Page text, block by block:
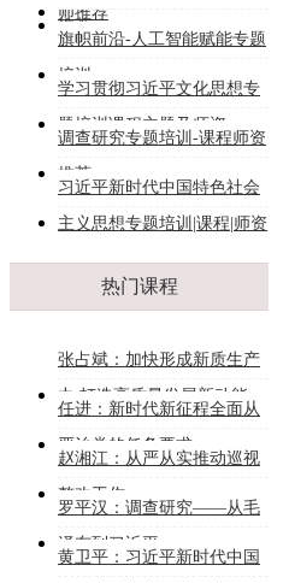
师推荐
推荐
旗帜前沿-人工智能赋能专题
培训
学习贯彻习近平文化思想专
题培训课程主题及师资
调查研究专题培训-课程师资
推荐
习近平新时代中国特色社会
主义思想专题培训|课程|师资
热门课程
张占斌：加快形成新质生产
力 打造高质量发展新动能
任进：新时代新征程全面从
严治党的任务要求
赵湘江：从严从实推动巡视
整改工作
罗平汉：调查研究——从毛
泽东到习近平
黄卫平：习近平新时代中国